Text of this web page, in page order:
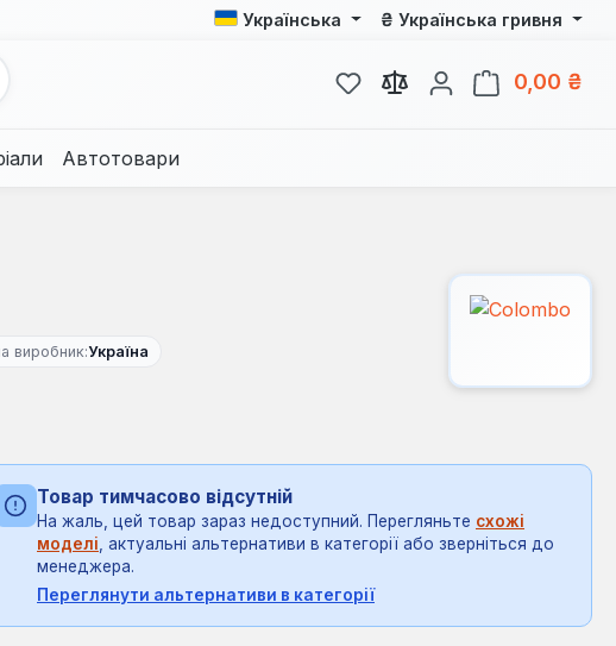
Українська ₴ Українська гривня
У вас є 0 у списку бажань
0,00 ₴
Автотовари
виробник:Україна
Товар тимчасово відсутній
На жаль, цей товар зараз недоступний. Перегляньте схожі
моделі , актуальні альтернативи в категорії або зверніться до
менеджера.
Переглянути альтернативи в категорії